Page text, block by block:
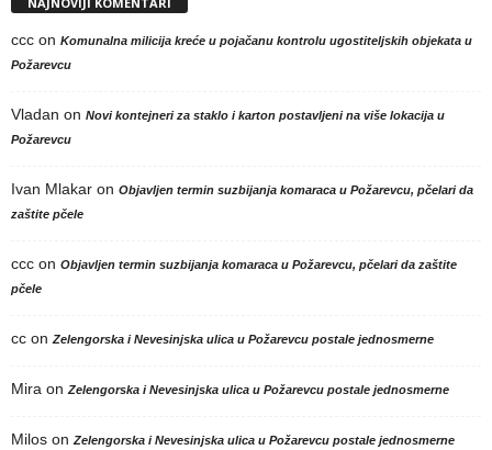
ccc on Komunalna milicija kreće u pojačanu kontrolu ugostiteljskih objekata u
Požarevcu
Vladan on Novi kontejneri za staklo i karton postavljeni na više lokacija u
Požarevcu
Ivan Mlakar on Objavljen termin suzbijanja komaraca u Požarevcu, pčelari da
zaštite pčele
ccc on Objavljen termin suzbijanja komaraca u Požarevcu, pčelari da zaštite
pčele
cc on Zelengorska i Nevesinjska ulica u Požarevcu postale jednosmerne
Mira on Zelengorska i Nevesinjska ulica u Požarevcu postale jednosmerne
Milos on Zelengorska i Nevesinjska ulica u Požarevcu postale jednosmerne